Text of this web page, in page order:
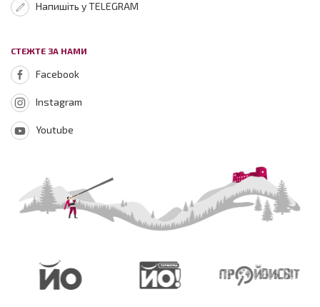
Напишіть у TELEGRAM
СТЕЖТЕ ЗА НАМИ
Facebook
Instagram
Youtube